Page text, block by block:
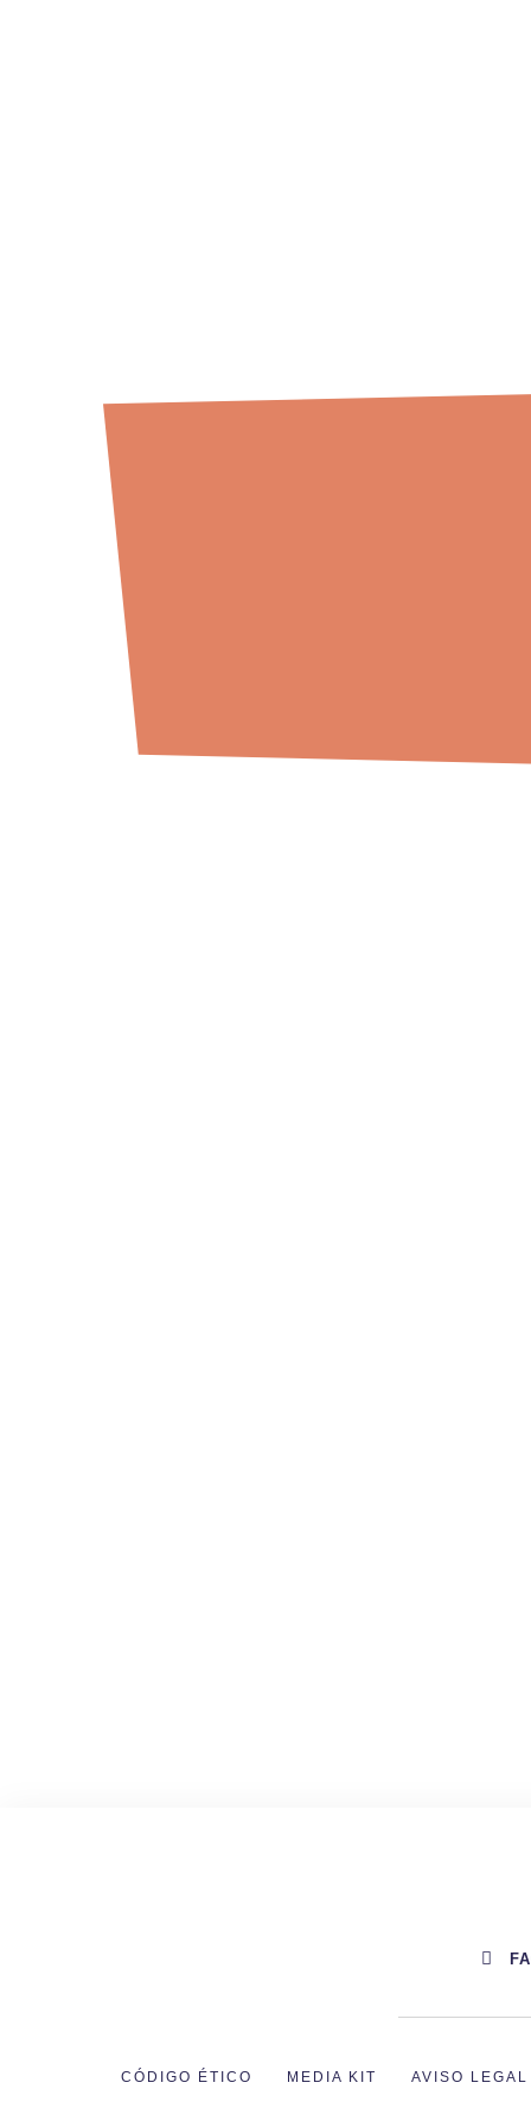
CÓDIGO ÉTICO MEDIA KIT AVISO LEGAL